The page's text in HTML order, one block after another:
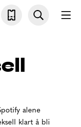
alene
klart å bli